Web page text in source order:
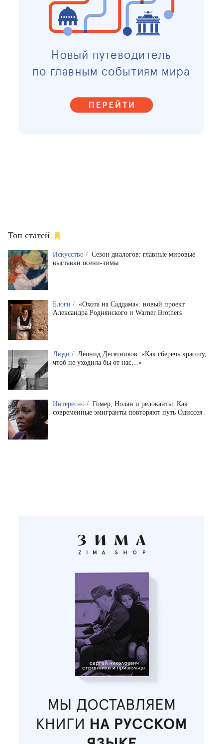
Топ статей
Искусство / Сезон диалогов: главные мировые
выставки осени-зимы
Блоги / «Охота на Саддама»: новый проект
Александра Роднянского и Warner Brothers
Люди / Леонид Десятников: «Как сберечь красоту,
чтоб не уходила бы от нас…»
Интересно / Гомер, Нолан и релоканты. Как
современные эмигранты повторяют путь Одиссея